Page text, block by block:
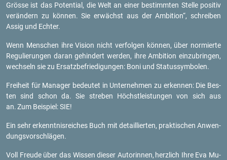
Grös­se ist das Po­ten­ti­al, die Welt an einer be­stimm­ten Stel­le po­si­tiv
ver­än­dern zu kön­nen. Sie er­wächst aus der Am­bi­ti­on“, schrei­ben
Assig und Ech­ter.
Wenn Men­schen ihre Vi­si­on nicht ver­fol­gen kön­nen, über nor­mier­te
Re­gu­lie­run­gen daran ge­hin­dert wer­den, ihre Am­bi­ti­on ein­zu­brin­gen,
wech­seln sie zu Er­satz­be­frie­di­gun­gen: Boni und Sta­tus­sym­bo­len.
Frei­heit für Ma­na­ger be­deu­tet in Un­ter­neh­men zu er­ken­nen: Die Bes­
ten sind schon da. Sie stre­ben Höchst­leis­tun­gen von sich aus
an. Zum Bei­spiel: SIE!
Ein sehr er­kennt­nis­rei­ches Buch mit de­tail­lier­ten, prak­ti­schen An­wen­
dungs­vor­schlä­gen.
Voll Freu­de über das Wis­sen die­ser Au­to­rin­nen, herz­lich Ihre Eva Mu­